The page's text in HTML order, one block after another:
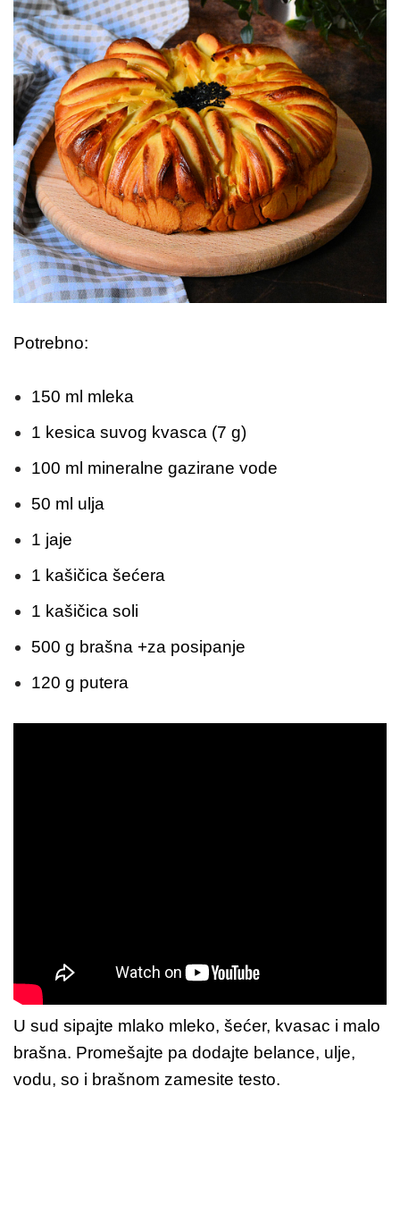
Potrebno:
150 ml mleka
1 kesica suvog kvasca (7 g)
100 ml mineralne gazirane vode
50 ml ulja
1 jaje
1 kašičica šećera
1 kašičica soli
500 g brašna +za posipanje
120 g putera
U sud sipajte mlako mleko, šećer, kvasac i malo
brašna. Promešajte pa dodajte belance, ulje,
vodu, so i brašnom zamesite testo.